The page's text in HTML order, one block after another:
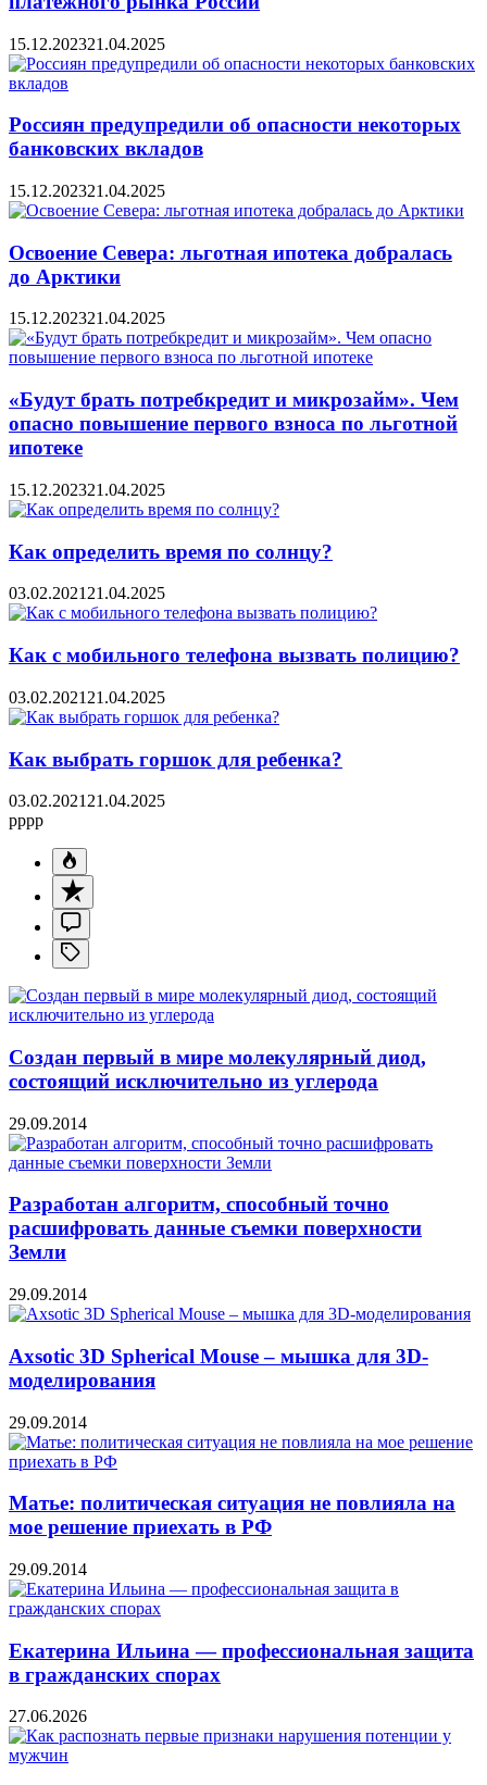
15.12.202321.04.2025
Россиян предупредили об опасности некоторых
банковских вкладов
15.12.202321.04.2025
Освоение Севера: льготная ипотека добралась
до Арктики
15.12.202321.04.2025
«Будут брать потребкредит и микрозайм». Чем
опасно повышение первого взноса по льготной
ипотеке
15.12.202321.04.2025
Как определить время по солнцу?
03.02.2021 21.04.2025
Как с мобильного телефона вызвать полицию?
03.02.2021 21.04.2025
Как выбрать горшок для ребенка?
03.02.2021 21.04.2025
pppp
Создан первый в мире молекулярный диод,
состоящий исключительно из углерода
29.09.2014
Разработан алгоритм, способный точно
расшифровать данные съемки поверхности
Земли
29.09.2014
Axsotic 3D Spherical Mouse – мышка для 3D-
моделирования
29.09.2014
Матье: политическая ситуация не повлияла на
мое решение приехать в РФ
29.09.2014
Екатерина Ильина — профессиональная защита
в гражданских спорах
27.06.2026